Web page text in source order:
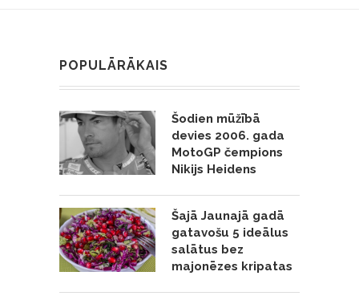
POPULĀRĀKAIS
Šodien mūžībā
devies 2006. gada
MotoGP čempions
Nikijs Heidens
Šajā Jaunajā gadā
gatavošu 5 ideālus
salātus bez
majonēzes kripatas